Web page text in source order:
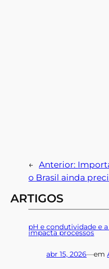
← Anterior:
o Brasil ainda
ARTIGOS
pH e condutividade e
impacta processos
abr 15, 2026—em